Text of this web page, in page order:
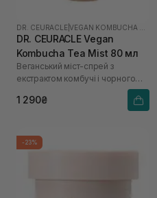
DR. CEURACLE |
DR. CEURACLE Vegan
Kombucha Tea Mist 80 мл
Веганський міст-спрей з
екстрактом комбучі і чорного
1 290₴
-23%